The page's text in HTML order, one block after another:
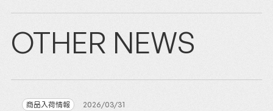
OTHER NEWS
商品入荷情報 2026/03/31